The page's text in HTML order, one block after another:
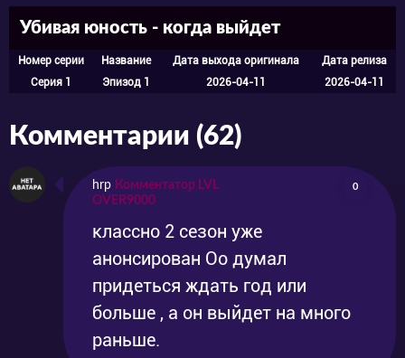
Убивая юность - когда выйдет
Номер серии Название Дата выхода оригинала
Дата релиза
Серия 1
Эпизод 1 2026-04-11 2026-04-11
Комментарии (62)
hrp Комментатор LVL
OVER9000
0
классно 2 сезон уже
анонсирован Оо думал
придеться ждать год или
больше , а он выйдет на много
раньше.